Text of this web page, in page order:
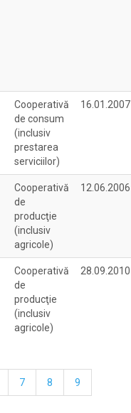
Cooperativă
de consum
(inclusiv
prestarea
serviciilor)
16.01.2007
Cooperativă
de
producţie
(inclusiv
agricole)
12.06.2006
Cooperativă
de
producţie
(inclusiv
agricole)
28.09.2010
7 8 9